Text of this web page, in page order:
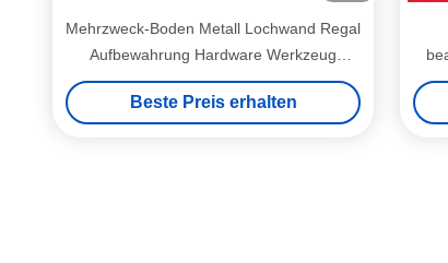
Mehrzweck-Boden Metall Lochwand Regal
Aufbewahrung Hardware Werkzeug
Display Rack
Beste Preis erhalten